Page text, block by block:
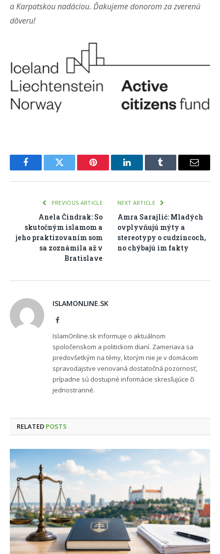
a Karpatskou nadáciou. Ďakujeme donorom za zverenú
dôveru!
FacebookTwitter Pinterest LinkedInTumblr Email
PREVIOUS ARTICLE
Anela Čindrak: So
skutočným islamom a
jeho praktizovaním som
sa zoznámila až v
Bratislave
NEXT ARTICLE
Amra Sarajlić: Mladých
ovplyvňujú mýty a
stereotypy o cudzincoch,
no chýbajú im fakty
ISLAMONLINE.SK
Facebook
IslamOnline.sk informuje o aktuálnom
spoločenskom a politickom dianí. Zameriava sa
predovšetkým na témy, ktorým nie je v domácom
spravodajstve venovaná dostatočná pozornosť,
prípadne sú dostupné informácie skresľujúce či
jednostranné.
RELATED POSTS